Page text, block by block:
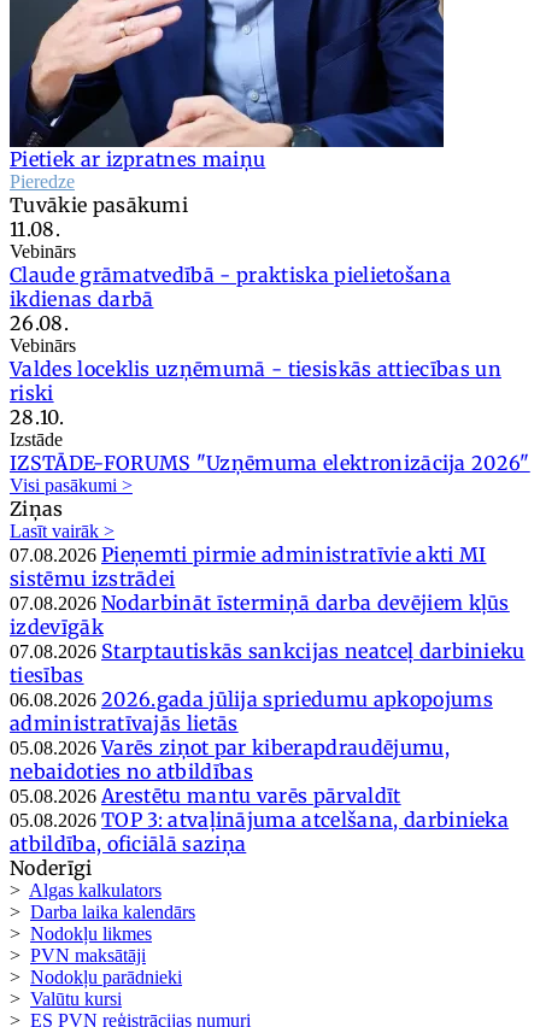
Pietiek ar izpratnes maiņu
Pieredze
Tuvākie pasākumi
11.08.
Vebinārs
Claude grāmatvedībā - praktiska pielietošana
ikdienas darbā
26.08.
Vebinārs
Valdes loceklis uzņēmumā - tiesiskās attiecības un
riski
28.10.
Izstāde
IZSTĀDE-FORUMS "Uzņēmuma elektronizācija 2026"
Visi pasākumi >
Ziņas
Lasīt vairāk >
07.08.2026 Pieņemti pirmie administratīvie akti MI
sistēmu izstrādei
07.08.2026 Nodarbināt īstermiņā darba devējiem kļūs
izdevīgāk
07.08.2026 Starptautiskās sankcijas neatceļ darbinieku
tiesības
06.08.2026 2026.gada jūlija spriedumu apkopojums
administratīvajās lietās
05.08.2026 Varēs ziņot par kiberapdraudējumu,
nebaidoties no atbildības
05.08.2026 Arestētu mantu varēs pārvaldīt
05.08.2026 TOP 3: atvaļinājuma atcelšana, darbinieka
atbildība, oficiālā saziņa
Noderīgi
> Algas kalkulators
> Darba laika kalendārs
> Nodokļu likmes
> PVN maksātāji
> Nodokļu parādnieki
> Valūtu kursi
> ES PVN reģistrācijas numuri